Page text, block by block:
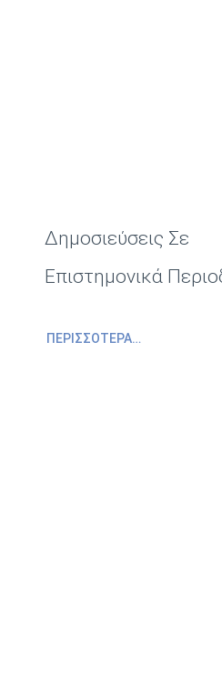
Δημοσιεύσεις Σε
Επιστημονικά
ΠΕΡΙΣΣΌΤΕΡΑ…